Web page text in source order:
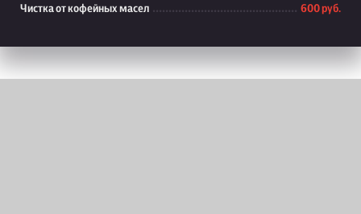
Чистка от кофейных масел 600 руб.